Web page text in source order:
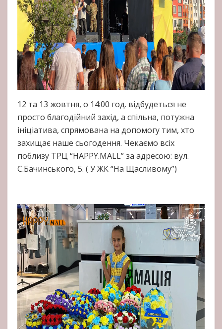
12 та 13 жовтня, о 14:00 год. відбудеться не
просто благодійний захід, а спільна, потужна
ініціатива, спрямована на допомогу тим, хто
захищає наше сьогодення. Чекаємо всіх
поблизу ТРЦ “HAPPY.MALL” за адресою: вул.
С.Бачинського, 5. ( У ЖК “На Щасливому”)